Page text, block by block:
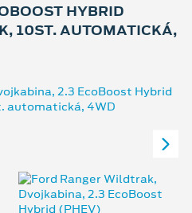
HYBRID
10ST. AUTOMATICKÁ,